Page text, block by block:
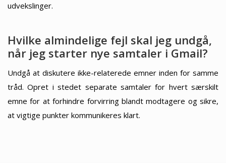
udvekslinger.
Hvilke almindelige fejl skal jeg undgå,
når jeg starter nye samtaler i Gmail?
Undgå at diskutere ikke-relaterede emner inden for samme
tråd. Opret i stedet separate samtaler for hvert særskilt
emne for at forhindre forvirring blandt modtagere og sikre,
at vigtige punkter kommunikeres klart.